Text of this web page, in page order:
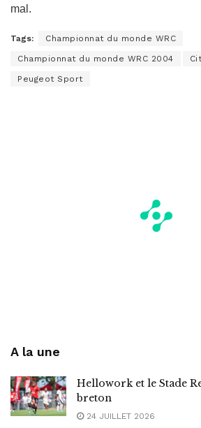
mal.
Tags: Championnat du monde WRC
Championnat du monde WRC 2004
Peugeot Sport
A la une
Hellowork et le Stade
breton
24 JUILLET 2026